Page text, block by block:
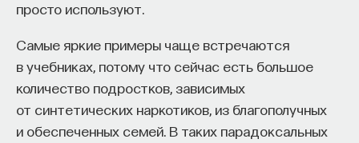
просто используют.
Самые яркие примеры чаще встречаются
в учебниках, потому что сейчас есть большое
количество подростков, зависимых
от синтетических наркотиков, из благополучных
и обеспеченных семей. В таких парадоксальных